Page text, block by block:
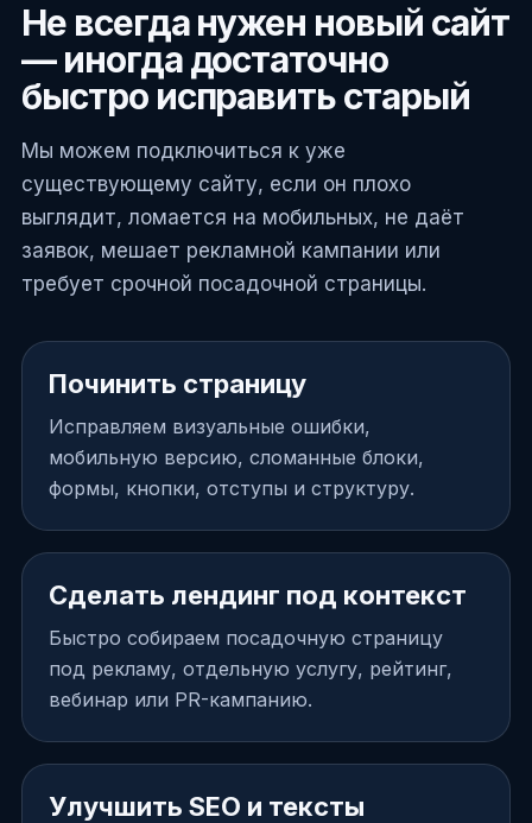
Не всегда нужен новый сайт
— иногда достаточно
быстро исправить старый
Мы можем подключиться к уже
существующему сайту, если он плохо
выглядит, ломается на мобильных, не даёт
заявок, мешает рекламной кампании или
требует срочной посадочной страницы.
Починить страницу
Исправляем визуальные ошибки,
мобильную версию, сломанные блоки,
формы, кнопки, отступы и структуру.
Сделать лендинг под контекст
Быстро собираем посадочную страницу
под рекламу, отдельную услугу, рейтинг,
вебинар или PR-кампанию.
Улучшить SEO и тексты